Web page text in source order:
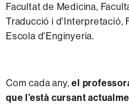
Facultat de Medicina,
Traducció i d'Interpretació,
Escola d'Enginyeria.
Com cada any,el
que l’està cursant